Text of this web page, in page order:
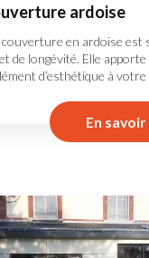
ardoise
couverture en ardoise est
et de longévité. Elle
d’esthétique à
En savoir